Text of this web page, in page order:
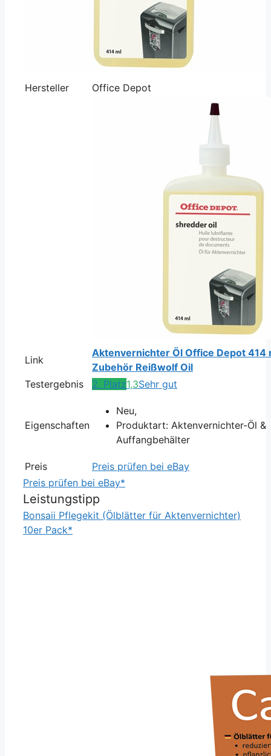
Hersteller Office Depot
Link
Aktenvernichter Öl Office Depot 414
Zubehör Reißwolf Oil
Testergebnis
2. Platz1,3Sehr gut
Eigenschaften
Neu,
Produktart: Aktenvernichter-Öl &
Auffangbehälter
Preis
Preis prüfen bei eBay
Preis prüfen bei eBay*
Leistungstipp
Bonsaii Pflegekit (Ölblätter für Aktenvernichter)
10er Pack*